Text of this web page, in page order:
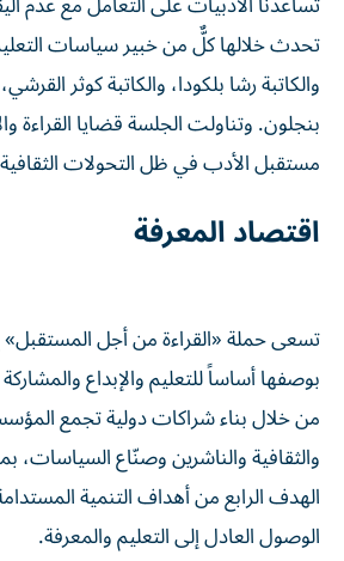
تحدث خلالها كلٌّ من خبير سياسات
والكاتبة رشا بلكودا، والكاتبة كوثر
بنجلون. وتناولت الجلسة قضايا القراءة
مستقبل الأدب في ظل التحولات الثقافية
اقتصاد المعرفة
تسعى حملة «القراءة من أجل المستقبل»
بوصفها أساساً للتعليم والإبداع
من خلال بناء شراكات دولية تجمع
والثقافية والناشرين وصنّاع
الهدف الرابع من أهداف التنمية
الوصول العادل إلى التعليم والمعرفة.